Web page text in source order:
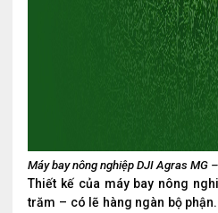
Máy bay nông nghiệp DJI Agras MG
Thiết kế của máy bay nông
trăm – có lẽ hàng ngàn bộ